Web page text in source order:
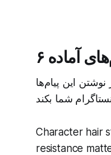
آماده
این پیام‌ها
Character hair
resistance